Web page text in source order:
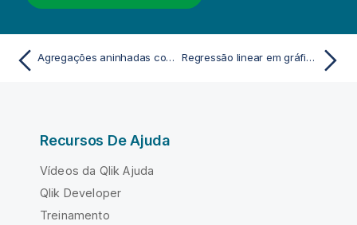
Agregações aninhadas com a função de agregação Regressão linear em gráficos de tabela
Recursos De Ajuda
Vídeos da Qlik Ajuda
Qlik Developer
Treinamento